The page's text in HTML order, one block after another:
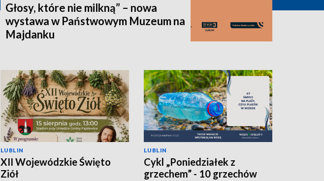
Głosy, które nie milkną” – nowa
wystawa w Państwowym Muzeum na
Majdanku
LUBLIN
XII Wojewódzkie Święto
Ziół
LUBLIN
Cykl „Poniedziałek z
grzechem” - 10 grzechów